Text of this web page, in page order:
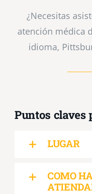
¿Necesitas
atención médica
idioma,
Puntos claves
LUGAR
COMO